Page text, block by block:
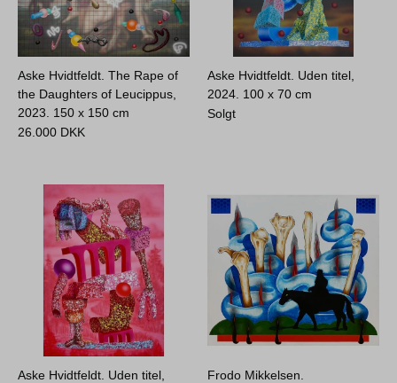
Aske Hvidtfeldt. The Rape of
the Daughters of Leucippus,
2023. 150 x 150 cm
26.000 DKK
Aske Hvidtfeldt. Uden titel,
2024. 100 x 70 cm
Solgt
Aske Hvidtfeldt. Uden titel,
Frodo Mikkelsen.